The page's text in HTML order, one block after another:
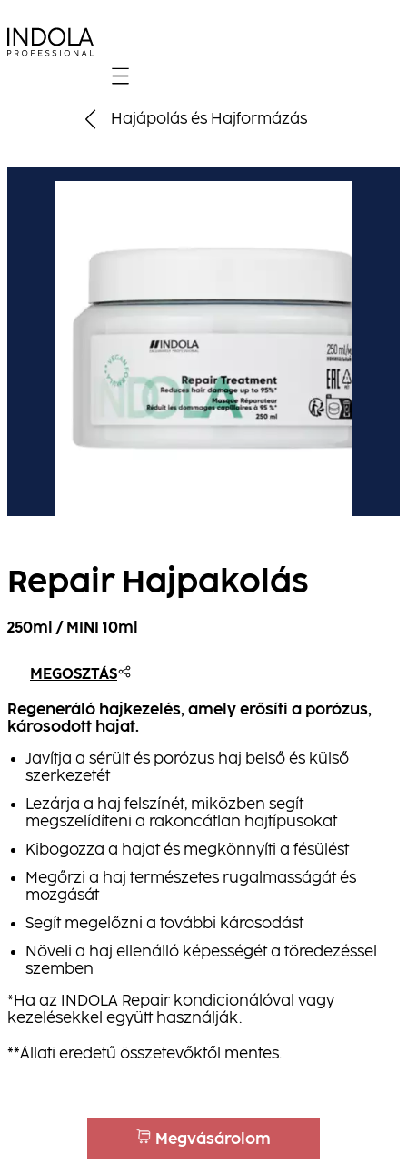
Mobile navigation
Hajápolás és Hajformázás
Repair Hajpakolás
250ml / MINI 10ml
MEGOSZTÁS
Regeneráló hajkezelés, amely erősíti a porózus,
károsodott hajat.
Javítja a sérült és porózus haj belső és külső
szerkezetét
Lezárja a haj felszínét, miközben segít
megszelídíteni a rakoncátlan hajtípusokat
Kibogozza a hajat és megkönnyíti a fésülést
Megőrzi a haj természetes rugalmasságát és
mozgását
Segít megelőzni a további károsodást
Növeli a haj ellenálló képességét a töredezéssel
szemben
*Ha az INDOLA Repair kondicionálóval vagy
kezelésekkel együtt használják.
**Állati eredetű összetevőktől mentes.
Megvásárolom